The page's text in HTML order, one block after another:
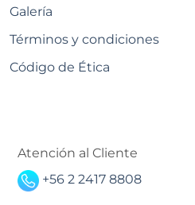
Galería
Términos y condiciones
Código de Ética
Atención al Cliente
+56 2 2417 8808